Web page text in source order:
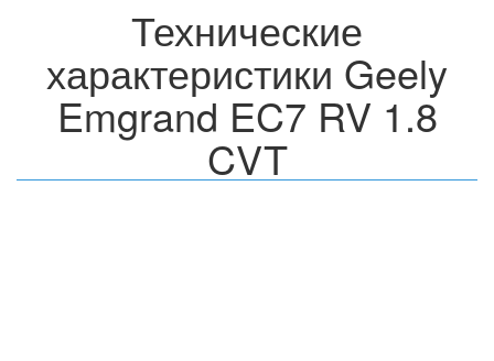
Технические
характеристики Geely
Emgrand EC7 RV 1.8
CVT